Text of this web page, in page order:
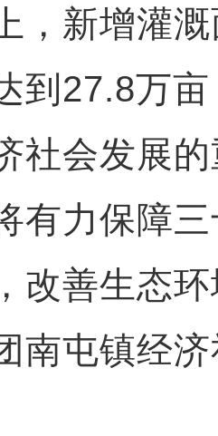
，新增灌
到27.8万
社会发展
有力保障
改善生态
南屯镇经